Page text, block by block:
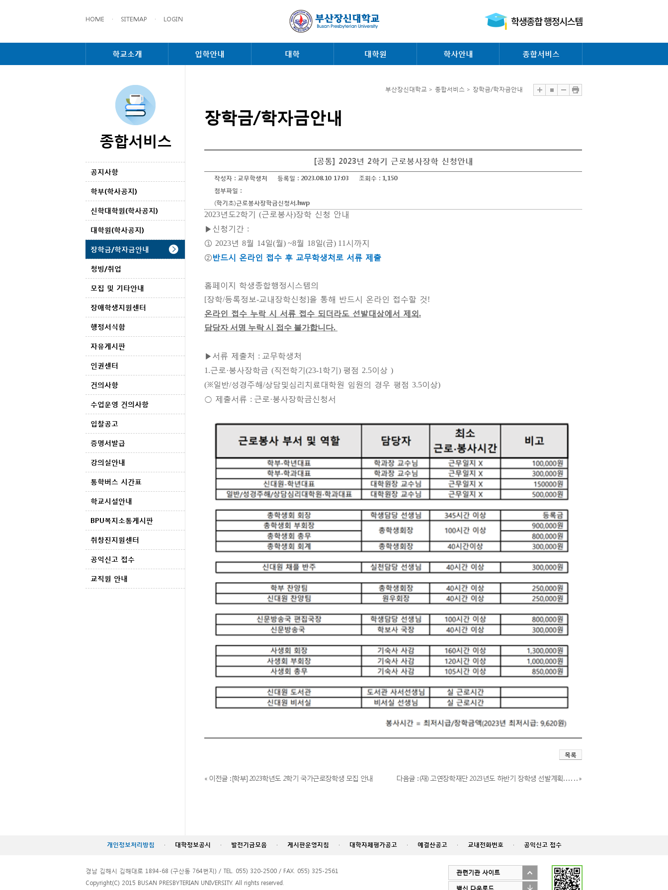
HOME · SITEMAP · LOGIN
학교소개 입학안내 대학 대학원 학사안내 종합서비스
종합서비스
공지사항
학부(학사공지)
신학대학원(학사공지)
대학원(학사공지)
장학금/학자금안내
청빙/취업
모집 및 기타안내
장애학생지원센터
행정서식함
자유게시판
인권센터
건의사항
수업운영 건의사항
입찰공고
증명서발급
강의실안내
통학버스 시간표
학교시설안내
BPU복지소통게시판
취창진지원센터
공익신고 접수
교직원 안내
부산장신대학교 > 종합서비스 > 장학금/학자금안내
장학금/학자금안내
[공통] 2023년 2학기 근로봉사장학 신청안내
작성자 : 교무학생처 등록일 : 2023.08.10 17:03 조회수 : 1,150
첨부파일 :
(학기초)근로봉사장학금신청서.hwp
2023년도 2학기 (근로봉사)장학 신청 안내
▶신청기간 :
① 2023년 8월 14일(월) ~8월 18일(금) 11 시까지
②반드시 온라인 접수 후 교무학생처로 서류 제출
홈페이지 학생종합행정시스템의
[장학/등록정보-교내장학신청]을 통해 반드시 온라인 접수할 것!
온라인 접수 누락 시 서류 접수 되더라도 선발대상에서 제외.
담당자 서명 누락 시 접수 불가합니다.
▶서류 제출처 : 교무학생처
1.근로 ·봉사장학금 (직전학기(23-1 학기) 평점 2.5이상 )
(※일반/성경주해/상담및심리치료대학원 임원의 경우 평점 3.5이상)
○ 제출서류 : 근로 ·봉사장학금신청서
목록
« 이전글 : [학부] 2023학년도 2학기 국가근로장학생 모집 안내 다음글 : (재) 고연장학재단 2023년도 하반기 장학생 선발계획. . . . . . »
개인정보처리방침 · 대학정보공시 · 발전기금모음 · 게시판운영지침 · 대학자체평가공고 · 예결산공고 · 교내전화번호 · 공익신고 접수
경남 김해시 김해대로 1894-68 (구산동 764번지) / TEL. 055) 320-2500 / FAX. 055) 325-2561
Copyright(C) 2015 BUSAN PRESBYTERIAN UNIVERSITY. All rights reserved.
관련기관 사이트
백신 다운로드